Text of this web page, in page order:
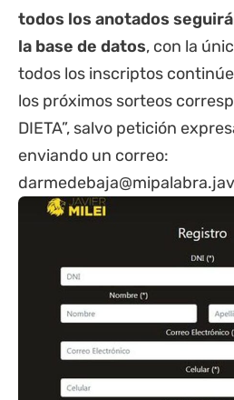
todos los anotados
la base de datos, con la
todos los inscriptos
los próximos sorteos
DIETA”, salvo petición
enviando un correo: